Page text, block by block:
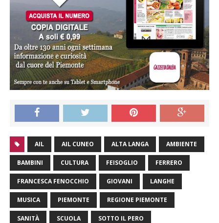
AIL AIL CUNEO ALTA LANGA AMBIENTE
BAMBINI CULTURA FEISOGLIO FERRERO
FRANCESCA FENOCCHIO GIOVANI LANGHE
MUSICA PIEMONTE REGIONE PIEMONTE
SANITÀ SCUOLA SOTTO IL PERO